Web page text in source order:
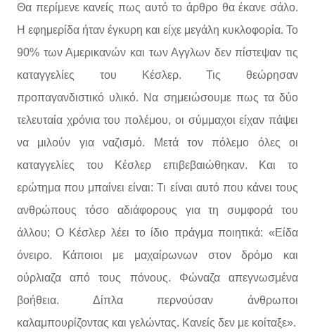
Θα περίμενε κανείς πως αυτό το άρθρο θα έκανε σάλο.
Η εφημερίδα ήταν έγκυρη και είχε μεγάλη κυκλοφορία. Το
90% των Αμερικανών και των Αγγλων δεν πίστεψαν τις
καταγγελίες του Κέσλερ. Τις θεώρησαν
προπαγανδιστικό υλικό. Να σημειώσουμε πως τα δύο
τελευταία χρόνια του πολέμου, οι σύμμαχοι είχαν πάψει
να μιλούν για ναζισμό. Μετά τον πόλεμο όλες οι
καταγγελίες του Κέσλερ επιβεβαιώθηκαν. Και το
ερώτημα που μπαίνει είναι: Τι είναι αυτό που κάνει τους
ανθρώπους τόσο αδιάφορους για τη συμφορά του
άλλου; Ο Κέσλερ λέει το ίδιο πράγμα ποιητικά: «Είδα
όνειρο. Κάποιοι με μαχαίρωνων στον δρόμο και
ούρλιαζα από τους πόνους. Φώναζα απεγνωσμένα
βοήθεια. Δίπλα περνούσαν άνθρωποι
καλαμπουρίζοντας και γελώντας. Κανείς δεν με κοίταξε».